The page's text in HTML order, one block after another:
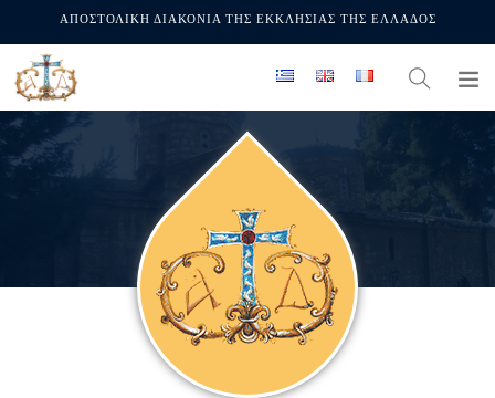
ΑΠΟΣΤΟΛΙΚΗ ΔΙΑΚΟΝΙΑ ΤΗΣ ΕΚΚΛΗΣΙΑΣ ΤΗΣ ΕΛΛΑΔΟΣ